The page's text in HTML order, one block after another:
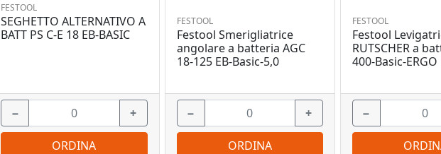
FESTOOL
SEGHETTO ALTERNATIVO A
BATT PS C-E 18 EB-BASIC
− +
ORDINA
FESTOOL
Festool Smerigliatrice
angolare a batteria AGC
18-125 EB-Basic-5,0
− +
ORDINA
FESTOOL
Festool
RUTSCHER a
400-Basic-ERGO
−